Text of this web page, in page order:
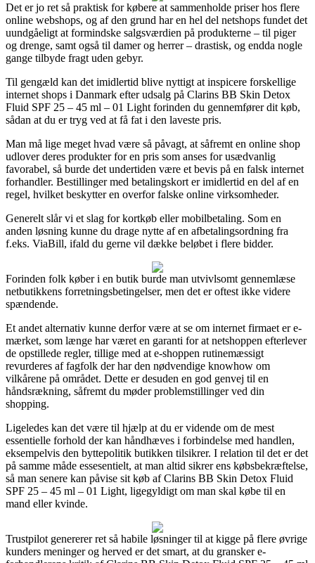
Det er jo ret så praktisk for købere at sammenholde priser hos flere
online webshops, og af den grund har en hel del netshops fundet det
uundgåeligt at formindske salgsværdien på produkterne – til piger
og drenge, samt også til damer og herrer – drastisk, og endda nogle
gange tilbyde fragt uden gebyr.
Til gengæld kan det imidlertid blive nyttigt at inspicere forskellige
internet shops i Danmark efter udsalg på Clarins BB Skin Detox
Fluid SPF 25 – 45 ml – 01 Light forinden du gennemfører dit køb,
sådan at du er tryg ved at få fat i den laveste pris.
Man må lige meget hvad være så påvagt, at såfremt en online shop
udlover deres produkter for en pris som anses for usædvanlig
favorabel, så burde det undertiden være et bevis på en falsk internet
forhandler. Bestillinger med betalingskort er imidlertid en del af en
regel, hvilket beskytter en overfor falske online virksomheder.
Generelt slår vi et slag for kortkøb eller mobilbetaling. Som en
anden løsning kunne du drage nytte af en afbetalingsordning fra
f.eks. ViaBill, ifald du gerne vil dække beløbet i flere bidder.
Forinden folk køber i en butik burde man utvivlsomt gennemlæse
netbutikkens forretningsbetingelser, men det er oftest ikke videre
spændende.
Et andet alternativ kunne derfor være at se om internet firmaet er e-
mærket, som længe har været en garanti for at netshoppen efterlever
de opstillede regler, tillige med at e-shoppen rutinemæssigt
revurderes af fagfolk der har den nødvendige knowhow om
vilkårene på området. Dette er desuden en god genvej til en
håndsrækning, såfremt du møder problemstillinger ved din
shopping.
Ligeledes kan det være til hjælp at du er vidende om de mest
essentielle forhold der kan håndhæves i forbindelse med handlen,
eksempelvis den byttepolitik butikken tilsikrer. I relation til det er det
på samme måde essesentielt, at man altid sikrer ens købsbekræftelse,
så man senere kan påvise sit køb af Clarins BB Skin Detox Fluid
SPF 25 – 45 ml – 01 Light, ligegyldigt om man skal købe til en
mand eller kvinde.
Trustpilot genererer ret så habile løsninger til at kigge på flere øvrige
kunders meninger og herved er det smart, at du gransker e-